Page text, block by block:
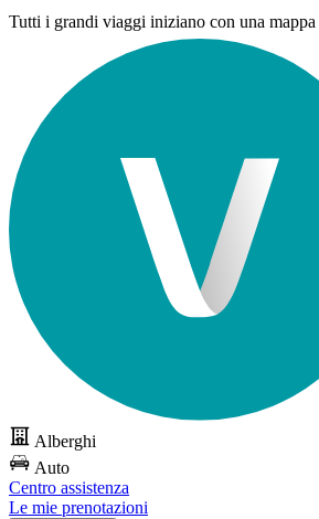
Tutti i grandi viaggi iniziano con una
Alberghi
Auto
Centro assistenza
Le mie prenotazioni